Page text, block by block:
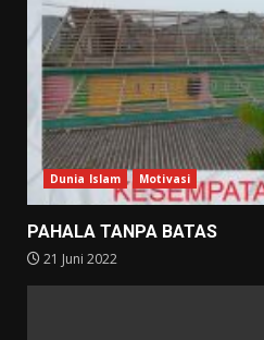
Dunia Islam Motivasi
PAHALA TANPA BATAS
21 Juni 2022